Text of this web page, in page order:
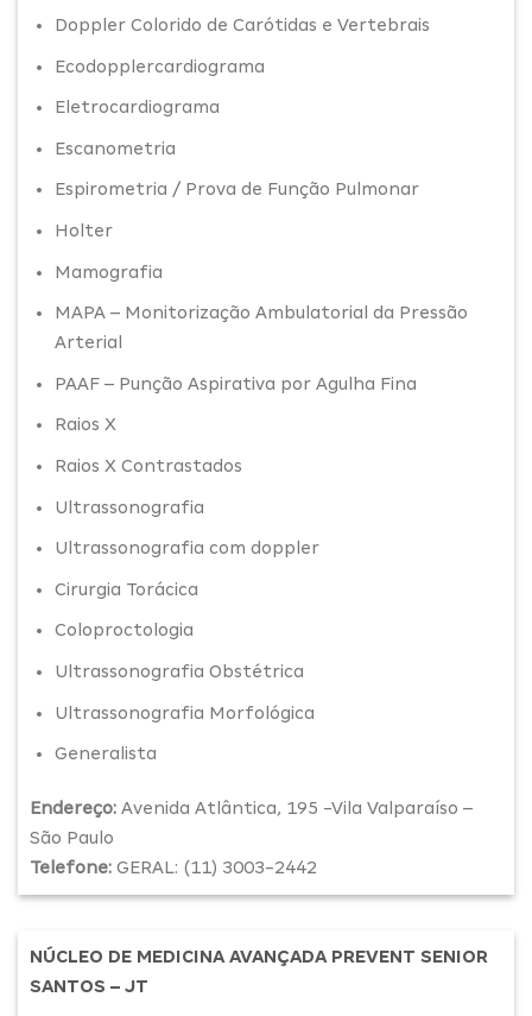
Doppler Colorido de Carótidas e Vertebrais
Ecodopplercardiograma
Eletrocardiograma
Escanometria
Espirometria / Prova de Função Pulmonar
Holter
Mamografia
MAPA – Monitorização Ambulatorial da Pressão
Arterial
PAAF – Punção Aspirativa por Agulha Fina
Raios X
Raios X Contrastados
Ultrassonografia
Ultrassonografia com doppler
Cirurgia Torácica
Coloproctologia
Ultrassonografia Obstétrica
Ultrassonografia Morfológica
Generalista
Endereço: Avenida Atlântica, 195 -Vila Valparaíso –
São Paulo
Telefone: GERAL: (11) 3003-2442
NÚCLEO DE MEDICINA AVANÇADA PREVENT SENIOR
SANTOS – JT